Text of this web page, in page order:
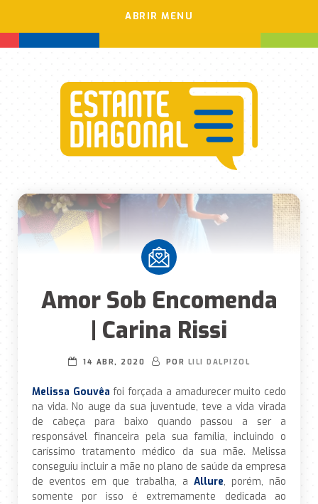
ABRIR MENU
Amor Sob Encomenda
| Carina Rissi
14 ABR, 2020 POR LILI DALPIZOL
Melissa Gouvêa foi forçada a amadurecer muito cedo
na vida. No auge da sua juventude, teve a vida virada
de cabeça para baixo quando passou a ser a
responsável financeira pela sua família, incluindo o
caríssimo tratamento médico da sua mãe. Melissa
conseguiu incluir a mãe no plano de saúde da empresa
de eventos em que trabalha, a Allure, porém, não
somente por isso é extremamente dedicada ao